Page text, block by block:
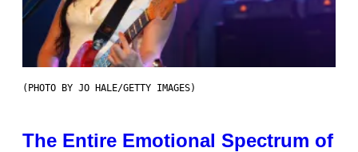
(PHOTO BY JO HALE/GETTY IMAGES)
The Entire Emotional Spectrum of